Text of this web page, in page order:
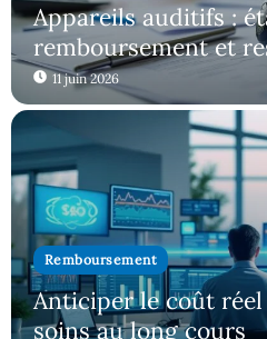
Appareils auditifs :
remboursement et
11 juin 2026
Remboursement
Anticiper le coût réel
soins au long cours